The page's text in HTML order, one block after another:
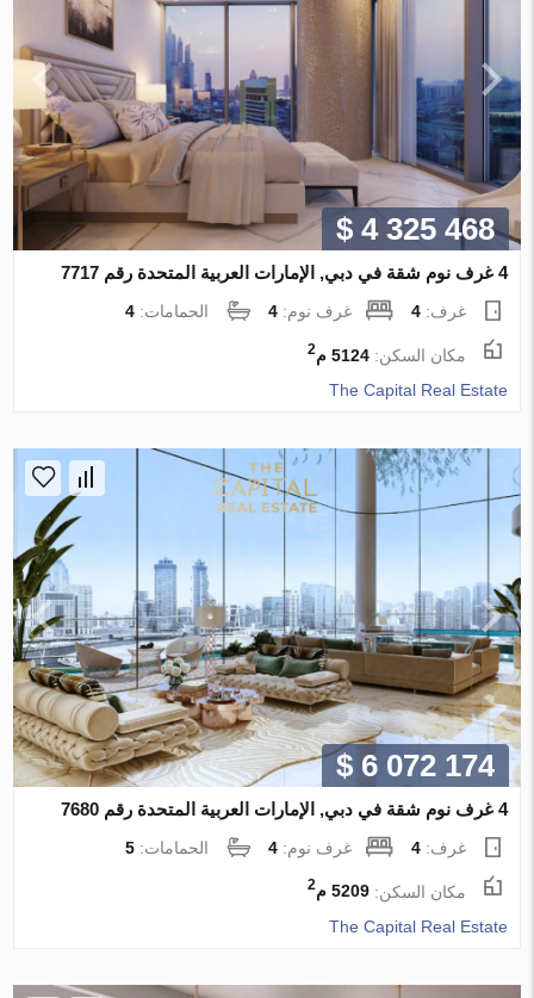
$ 4 325 468
4 غرف نوم شقة في دبي, الإمارات العربية المتحدة رقم 7717
غرف:4 غرف نوم:4 الحمامات:4
مكان السكن:5124 م 2
The Capital Real Estate
$ 6 072 174
4 غرف نوم شقة في دبي, الإمارات العربية المتحدة رقم 7680
غرف:4 غرف نوم:4 الحمامات:5
مكان السكن:5209 م 2
The Capital Real Estate